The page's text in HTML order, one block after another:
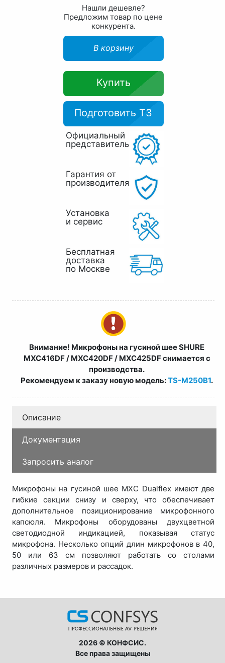
Нашли дешевле?
Предложим товар по цене
конкурента.
В корзину
Купить
Подготовить ТЗ
Официальный
представитель
Гарантия от
производителя
Установка
и сервис
Бесплатная
доставка
по Москве
Внимание! Микрофоны на гусиной шее SHURE
MXC416DF / MXC420DF / MXC425DF снимается с
производства.
Рекомендуем к заказу новую модель:TS-M250B1.
Описание
Документация
Запросить аналог
Микрофоны на гусиной шее MXC Dualflex имеют две
гибкие секции снизу и сверху, что обеспечивает
дополнительное позиционирование микрофонного
капсюля. Микрофоны оборудованы двухцветной
светодиодной индикацией, показывая статус
микрофона. Несколько опций длин микрофонов в 40,
50 или 63 см позволяют работать со столами
различных размеров и рассадок.
2026 © КОНФСИС.
Все права защищены